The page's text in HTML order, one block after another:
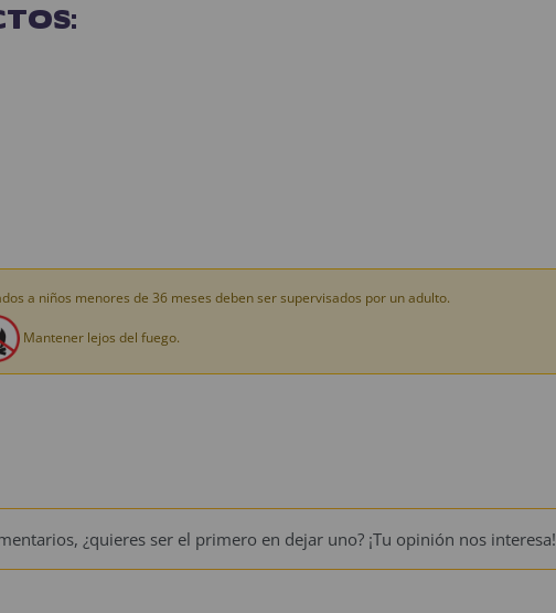
a niños menores de 36 meses deben ser supervisados por un adulto.
Mantener lejos del fuego.
¿quieres ser el primero en dejar uno? ¡Tu opinión nos interesa!